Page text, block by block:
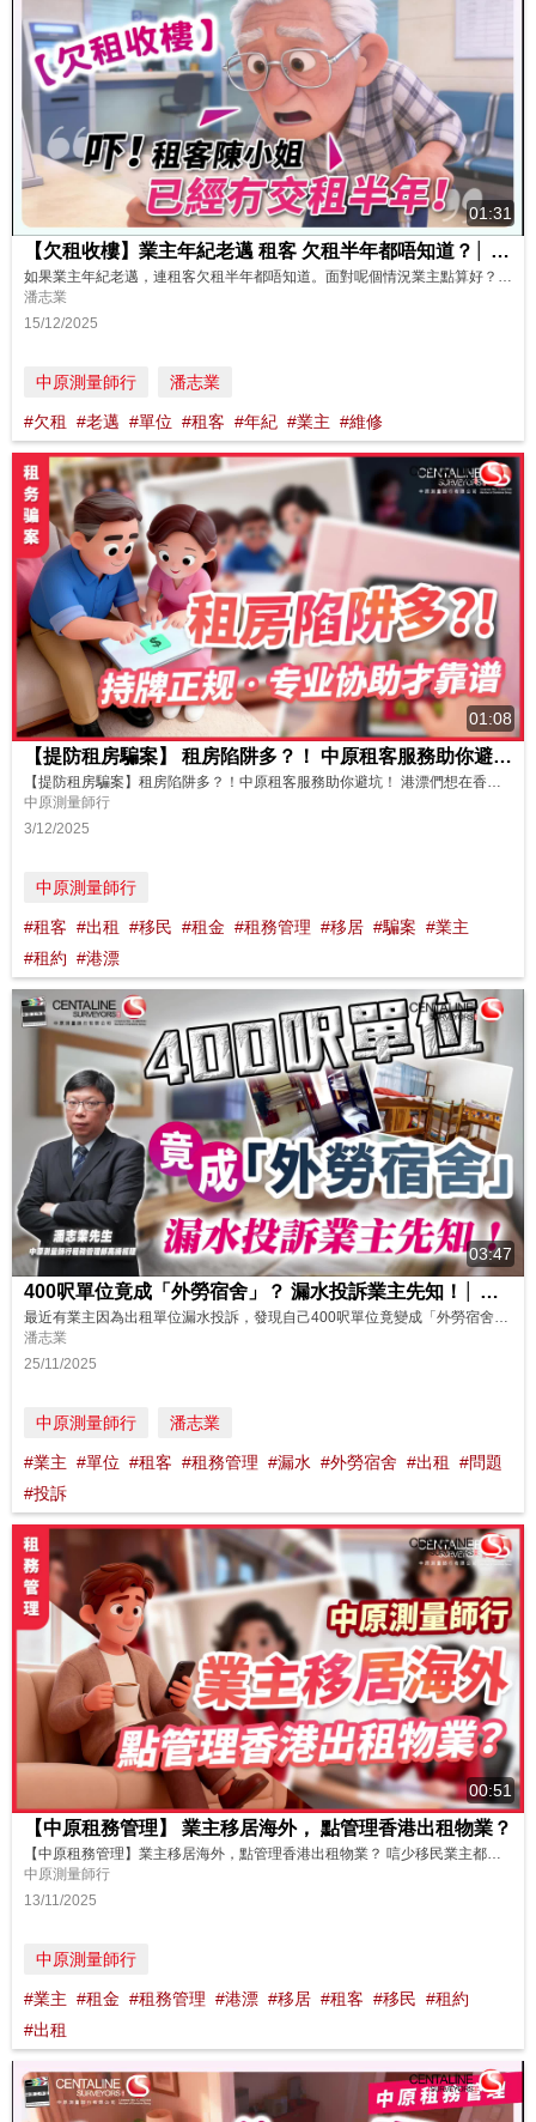
01:31
【欠租收樓】業主年紀老邁 租客 欠租半年都唔知道？│ 中原測量師行
潘志業
15/12/2025
中原測量師行 潘志業
#欠租 #老邁 #單位 #租客 #年紀 #業主 #維修
01:08
【提防租房騙案】 租房陷阱多？！ 中原租客服務助你避坑！
中原測量師行
3/12/2025
中原測量師行
#租客 #出租 #移民 #租金 #租務管理 #移居 #騙案 #業主
#租約 #港漂
03:47
400呎單位竟成「外勞宿舍」？ 漏水投訴業主先知！│ 中原測量師行
最近有業主因為出租單位漏水投訴，發現自己400呎單位竟變成「外勞宿舍」，而且環境非常惡劣。呢個情況業主可以點樣做？同埋點樣預防？即刻睇睇中原測量師行租務管理部高級經理潘志業先生的分享啦! https://www.youtube.com/watch?v=VehyHCQnbjA 如果你想了解更多關於中原租務管理服務詳細內容！可致電免費諮詢熱線 (852) 2139 6698查詢。 --------...
潘志業
25/11/2025
中原測量師行 潘志業
#業主 #單位 #租客 #租務管理 #漏水 #外勞宿舍 #出租
#問題
#投訴
00:51
【中原租務管理】 業主移居海外， 點管理香港出租物業？
【中原租務管理】業主移居海外，點管理香港出租物業？ 唁少移民業主都會將香港物業出租投資，但人在海外，點先可以有效管理物業，處理租客問題？ 中原租務管理服務，一站式協助業主管理物業，解決業主各式各樣租務問題。專業團隊經驗豐富，保障業主利益同時，為物業提供升值建議。配合網上管理系統，業主租客可以隨時隨地上網查閱租賃文件記錄，無需擔心時間及地域限制，一Click即睇物業最新狀況，業主自然可以安心無...
中原測量師行
13/11/2025
中原測量師行
#業主 #租金 #租務管理 #港漂 #移居 #租客 #移民 #租約
#出租